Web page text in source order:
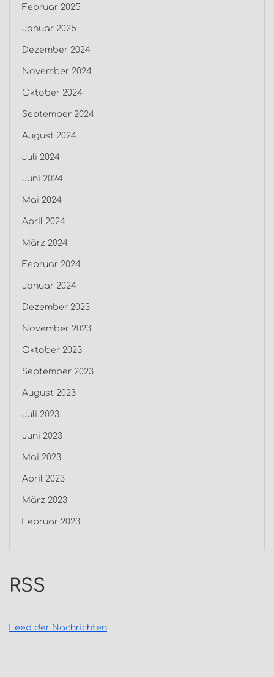
Februar 2025
Januar 2025
Dezember 2024
November 2024
Oktober 2024
September 2024
August 2024
Juli 2024
Juni 2024
Mai 2024
April 2024
März 2024
Februar 2024
Januar 2024
Dezember 2023
November 2023
Oktober 2023
September 2023
August 2023
Juli 2023
Juni 2023
Mai 2023
April 2023
März 2023
Februar 2023
RSS
Feed der Nachrichten